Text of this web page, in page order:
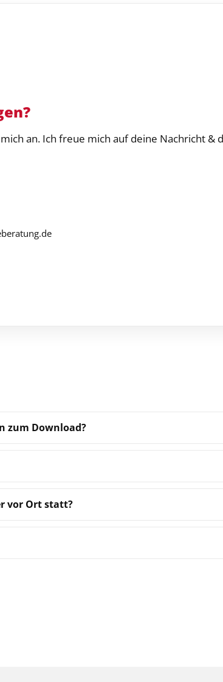
an. Ich freue mich auf deine Nachricht &
zum Download?
vor Ort statt?